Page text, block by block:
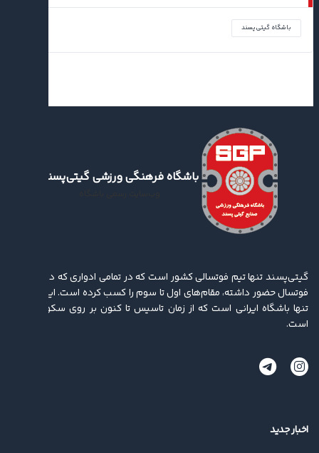
باشگاه گیتی‌پسند
باشگاه فرهنگی ورزشی گیتی‌پسند
گیتی‌پسند تنها تیم فوتسالی کشور است که در تمامی ادواری که در لیگ برتر
فوتسال حضور داشته، مقام‌های اول تا سوم را کسب کرده ‌است. این باشگاه
تنها باشگاه ایرانی است که از زمان تاسیس تا کنون بر روی سکو ایستاده
است.
اخبار جدید